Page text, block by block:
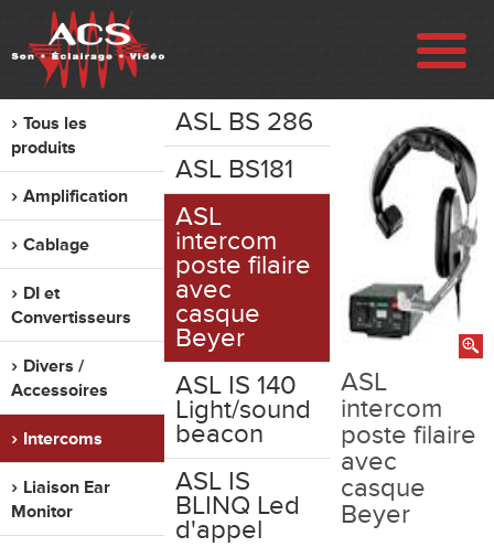
ENTREPRISE
RÉALISATIONS
VENTE
LOCATION
OCCASION
CONTACT
Tous les
produits
Amplification
Cablage
DI et
Convertisseurs
Divers /
Accessoires
Intercoms
Liaison Ear
Monitor
ASL BS 286
ASL BS181
ASL
intercom
poste filaire
avec
casque
Beyer
ASL IS 140
Light/sound
beacon
ASL IS
BLINQ Led
d'appel
ASL
intercom
poste filaire
avec
casque
Beyer